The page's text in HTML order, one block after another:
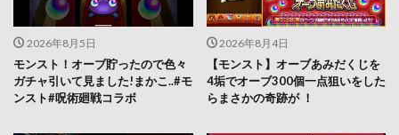
2026年8月5日
モンスト！オーブ貯ったので色々
ガチャ引いて見ました!まかこ..#モ
ンスト#呪術廻戦コラボ
2026年8月4日
【モンスト】オーブあみだくじを
4垢でオーブ300個一点狙いをした
らまさかの奇跡が ！